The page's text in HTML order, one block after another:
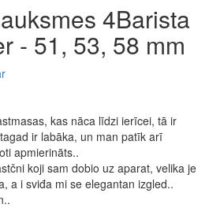
4Barista
- 51, 53, 58 mm
kas nāca līdzi ierīcei, tā ir
ir labāka, un man patīk arī
apmierināts..
koji sam dobio uz aparat, velika je
a i sviđa mi se elegantan izgled..